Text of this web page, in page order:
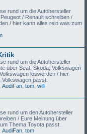
rund um die Autohersteller
/ Renault schreiben /
/ hier kann alles rein was zum
rund um die Autohersteller
über Seat, Skoda, Volkswagen
loswerden / hier
passt.
AudiFan tom willi
rund um den Autohersteller
/ Eure Meinung über
Thema Toyota passt.
AudiFan tom